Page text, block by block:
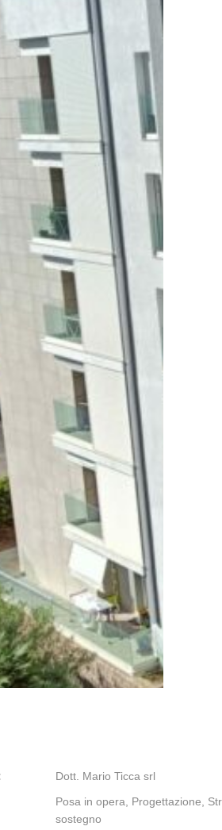
Dott. Mario Ticca srl
Posa in opera, Progettazione,
sostegno